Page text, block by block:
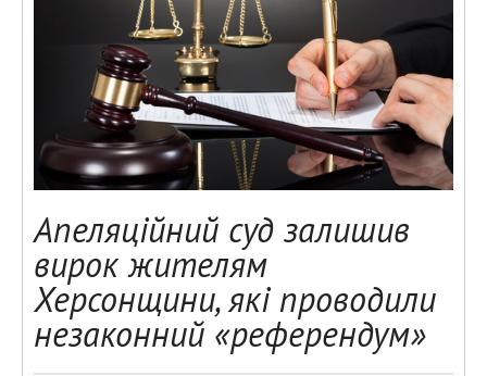
Апеляційний суд залишив
вирок жителям
Херсонщини, які проводили
незаконний «референдум»